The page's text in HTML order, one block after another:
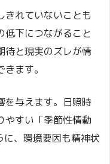
きれていないことも
低下につながること
待と現実のズレが情
ます。
を与えます。日照時
やすい「季節性情動
に、環境要因も精神状